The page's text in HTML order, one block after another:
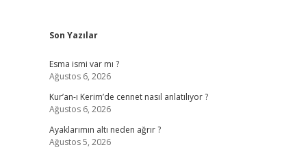
Sidebar
Son Yazılar
Esma ismi var mı ?
Ağustos 6, 2026
Kur’an-ı Kerim’de cennet nasıl anlatılıyor ?
Ağustos 6, 2026
Ayaklarımın altı neden ağrır ?
Ağustos 5, 2026